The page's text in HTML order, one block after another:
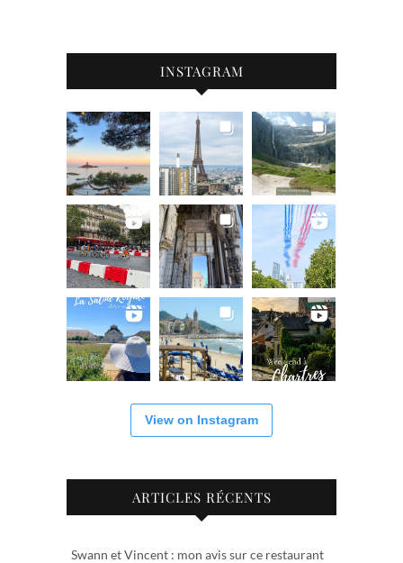
INSTAGRAM
View on Instagram
ARTICLES RÉCENTS
Swann et Vincent : mon avis sur ce restaurant